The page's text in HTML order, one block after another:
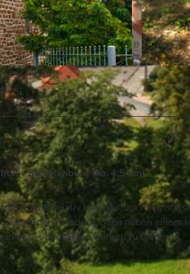
© Michael Hesse,
3,47 km
166 m
345 m
– Stecklenberg (ca. 4,5 km)
ist zwar relativ kurz, verfügt mit
lohnen jedoch, denn neben einem
zwei ehemaligen Burgen zu bieten.